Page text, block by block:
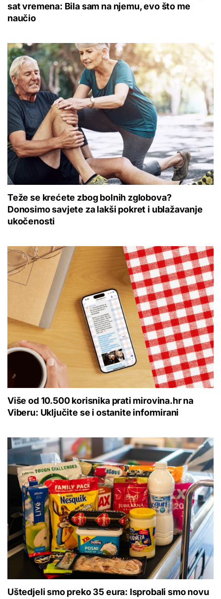
sat vremena: Bila sam na njemu, evo što me
naučio
Teže se krećete zbog bolnih zglobova?
Donosimo savjete za lakši pokret i ublažavanje
ukočenosti
Više od 10.500 korisnika prati mirovina.hr na
Viberu: Uključite se i ostanite informirani
Uštedjeli smo preko 35 eura: Isprobali smo novu